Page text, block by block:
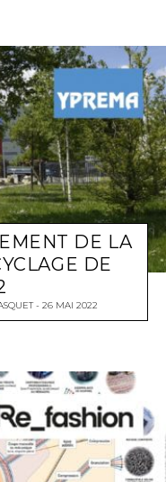
DE LA
DE
26 MAI 2022